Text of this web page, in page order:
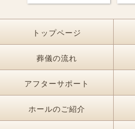
トップページ
葬儀の流れ
アフターサポート
ホールのご紹介